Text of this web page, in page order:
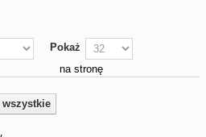
Pokaż
na stronę
wszystkie